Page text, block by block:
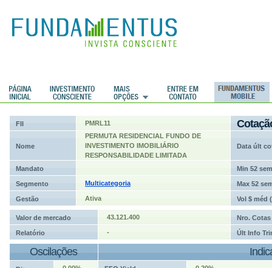
FII PMRL11
Nome
PERMUTA RESIDENCIAL FUNDO DE
INVESTIMENTO IMOBILIÁRIO
RESPONSABILIDADE LIMITADA
Data últ
Mandato Min 52 sem
Segmento Multicategoria Max 52
Gestão Ativa Vol $ méd
Valor de mercado 43.121.400 Nro. Cotas
Relatório - Últ Info
Oscilações